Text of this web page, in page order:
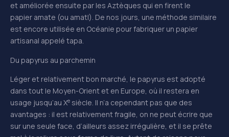
et améliorée ensuite par les Aztèques qui en firent le
papier amate (ou amatl). De nos jours, une méthode similaire
est encore utilisée en Océanie pour fabriquer un papier
artisanal appelé tapa.
Du papyrus au parchemin
Léger et relativement bon marché, le papyrus est adopté
dans tout le Moyen-Orient et en Europe, où il restera en
usage jusqu’au Xe siècle. Il n’a cependant pas que des
avantages : il est relativement fragile, on ne peut écrire que
sur une seule face, d’ailleurs assez irrégulière, et il se prête